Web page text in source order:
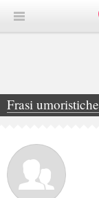
Frasi umoristiche
»Nicola Sichi